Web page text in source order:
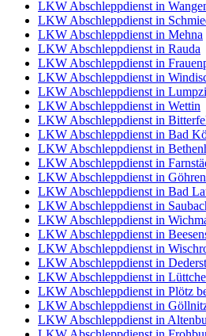
LKW Abschleppdienst in
LKW Abschleppdienst in
LKW Abschleppdienst in Mehna
LKW Abschleppdienst in Rauda
LKW Abschleppdienst in
LKW Abschleppdienst in
LKW Abschleppdienst in
LKW Abschleppdienst in Wettin
LKW Abschleppdienst in
LKW Abschleppdienst in Bad
LKW Abschleppdienst in
LKW Abschleppdienst in
LKW Abschleppdienst in
LKW Abschleppdienst in Bad
LKW Abschleppdienst in
LKW Abschleppdienst in
LKW Abschleppdienst in
LKW Abschleppdienst in
LKW Abschleppdienst in
LKW Abschleppdienst in
LKW Abschleppdienst in Plötz
LKW Abschleppdienst in
LKW Abschleppdienst in